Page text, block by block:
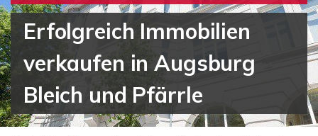
Erfolgreich Immobilien
verkaufen in Augsburg
Bleich und Pfärrle